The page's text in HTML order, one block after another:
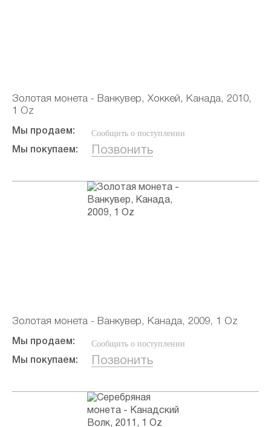
Золотая монета - Ванкувер, Хоккей, Канада, 2010,
1 Oz
Мы продаем: Сообщить о поступлении
Мы покупаем: Позвонить
Золотая монета - Ванкувер, Канада, 2009, 1 Oz
Мы продаем: Сообщить о поступлении
Мы покупаем: Позвонить